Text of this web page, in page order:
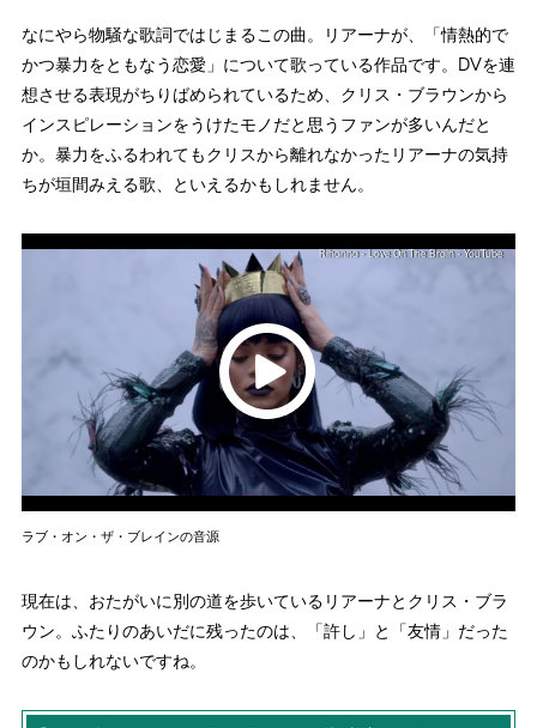
なにやら物騒な歌詞ではじまるこの曲。リアーナが、「情熱的で
かつ暴力をともなう恋愛」について歌っている作品です。DVを連
想させる表現がちりばめられているため、クリス・ブラウンから
インスピレーションをうけたモノだと思うファンが多いんだと
か。暴力をふるわれてもクリスから離れなかったリアーナの気持
ちが垣間みえる歌、といえるかもしれません。
Rihanna - Love On The Brain - YouTube
ラブ・オン・ザ・ブレインの音源
現在は、おたがいに別の道を歩いているリアーナとクリス・ブラ
ウン。ふたりのあいだに残ったのは、「許し」と「友情」だった
のかもしれないですね。